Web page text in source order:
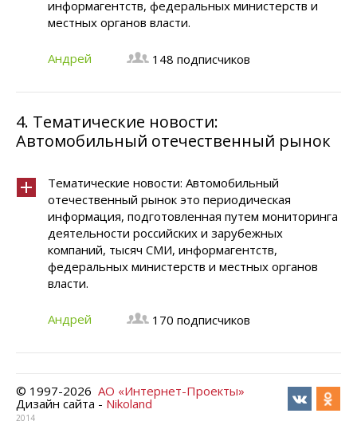
информагентств, федеральных министерств и
местных органов власти.
Андрей 148 подписчиков
4. Тематические новости:
Автомобильный отечественный рынок
Тематические новости: Автомобильный
отечественный рынок это периодическая
информация, подготовленная путем мониторинга
деятельности российских и зарубежных
компаний, тысяч СМИ, информагентств,
федеральных министерств и местных органов
власти.
Андрей 170 подписчиков
© 1997-2026 АО «Интернет-Проекты»
Дизайн сайта - Nikoland
2014